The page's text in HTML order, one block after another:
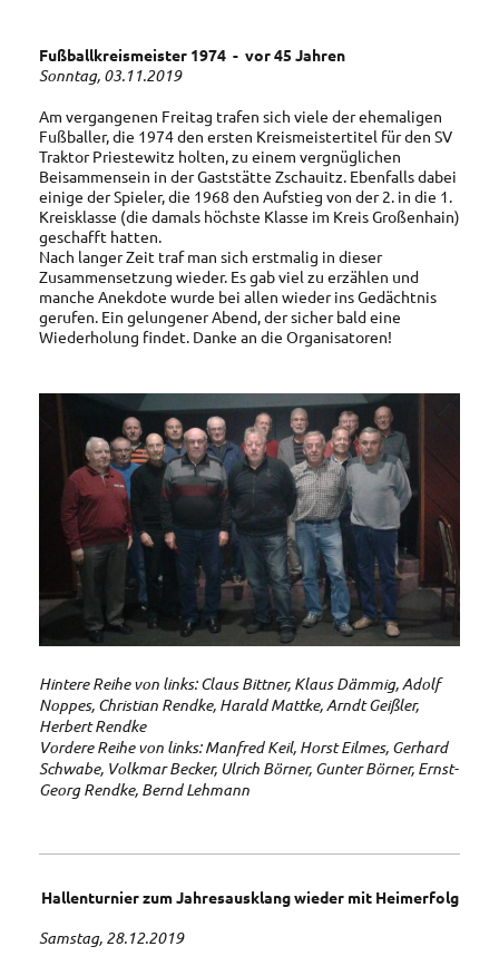
Fußballkreismeister 1974 - vor 45 Jahren
Sonntag, 03.11.2019
Am vergangenen Freitag trafen sich viele der ehemaligen
Fußballer, die 1974 den ersten Kreismeistertitel für den SV
Traktor Priestewitz holten, zu einem vergnüglichen
Beisammensein in der Gaststätte Zschauitz. Ebenfalls dabei
einige der Spieler, die 1968 den Aufstieg von der 2. in die 1.
Kreisklasse (die damals höchste Klasse im Kreis Großenhain)
geschafft hatten.
Nach langer Zeit traf man sich erstmalig in dieser
Zusammensetzung wieder. Es gab viel zu erzählen und
manche Anekdote wurde bei allen wieder ins Gedächtnis
gerufen. Ein gelungener Abend, der sicher bald eine
Wiederholung findet. Danke an die Organisatoren!
Hintere Reihe von links: Claus Bittner, Klaus Dämmig, Adolf
Noppes, Christian Rendke, Harald Mattke, Arndt Geißler,
Herbert Rendke
Vordere Reihe von links: Manfred Keil, Horst Eilmes, Gerhard
Schwabe, Volkmar Becker, Ulrich Börner, Gunter Börner, Ernst-
Georg Rendke, Bernd Lehmann
Hallenturnier zumJahresausklang wieder mit Heimerfolg
Samstag, 28.12.2019